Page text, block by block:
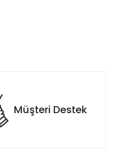
Müşteri Destek